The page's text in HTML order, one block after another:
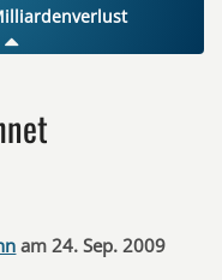
am 24. Sep. 2009